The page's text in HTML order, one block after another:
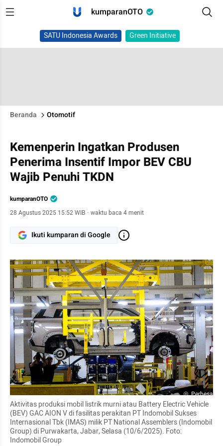
kumparanOTO
SATU Indonesia Awards Green Initiative
Beranda Otomotif
Kemenperin Ingatkan Produsen
Penerima Insentif Impor BEV CBU
Wajib Penuhi TKDN
kumparanOTO
28 Agustus 2025 15:52 WIB · waktu baca 4 menit
Ikuti kumparan di Google
Perbesar
Aktivitas produksi mobil listrik murni atau Battery Electric Vehicle
(BEV) GAC AION V di fasilitas perakitan PT Indomobil Sukses
Internasional Tbk (IMAS) milik PT National Assemblers (Indomobil
Group) di Purwakarta, Jabar, Selasa (10/6/2025). Foto:
Indomobil Group